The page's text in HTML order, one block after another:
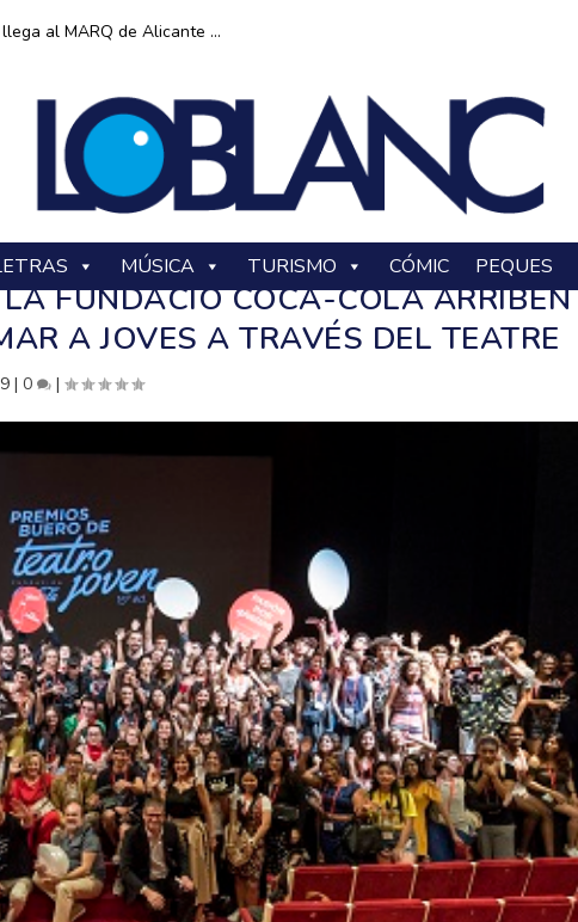
al MARQ de Alicante ...
MÚSICA TURISMO CÓMIC PEQUES
LA FUNDACIÓ COCA-COLA
A JOVES A TRAVÉS DEL TEATRE
|0 |